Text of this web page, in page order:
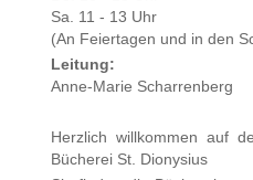
Sa. 11 - 13 Uhr
(An Feiertagen und in den
Leitung:
Anne-Marie Scharrenberg
Herzlich willkommen auf
Bücherei St. Dionysius